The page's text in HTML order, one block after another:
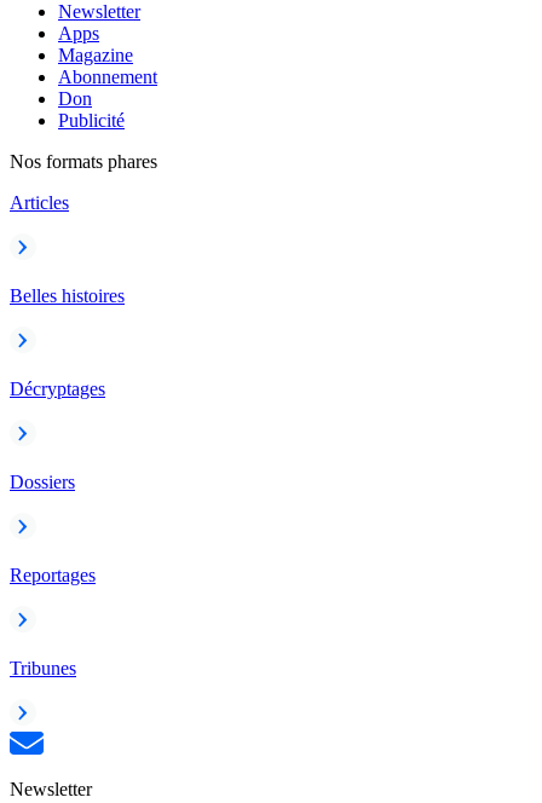
Newsletter
Apps
Magazine
Abonnement
Don
Publicité
Nos formats phares
Articles
Belles histoires
Décryptages
Dossiers
Reportages
Tribunes
Newsletter